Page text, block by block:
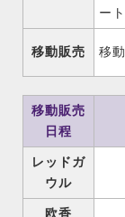
ート
移動販売 移
移動販売
日程
レッドガ
ウル
欧香